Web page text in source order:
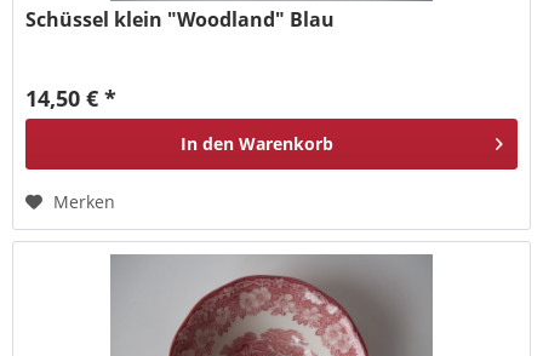
Schüssel klein "Woodland" Blau
14,50 € *
In den Warenkorb
Merken